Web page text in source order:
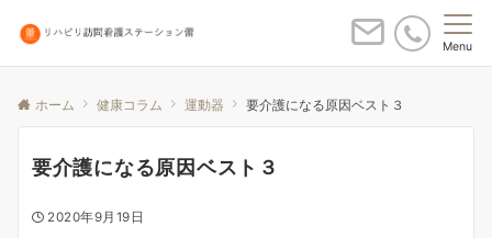
Menu
ホーム 健康コラム 運動器 要介護になる原因ベスト３
要介護になる原因ベスト３
2020年9月19日